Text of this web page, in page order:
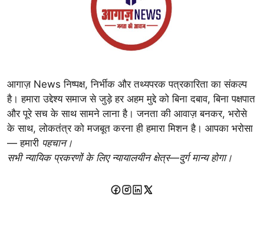
आगाज़ News निष्पक्ष, निर्भीक और तथ्यपरक पत्रकारिता का संकल्प
है। हमारा उद्देश्य समाज से जुड़े हर अहम मुद्दे को बिना दबाव, बिना पक्षपात
और पूरे सच के साथ सामने लाना है। जनता की आवाज़ बनकर, भरोसे
के साथ, लोकतंत्र को मजबूत करना ही हमारा मिशन है। आपका भरोसा
— हमारी पहचान।
सभी न्यायिक प्रकरणों के लिए न्यायालयीन क्षेत्र—दुर्ग मान्य होगा।